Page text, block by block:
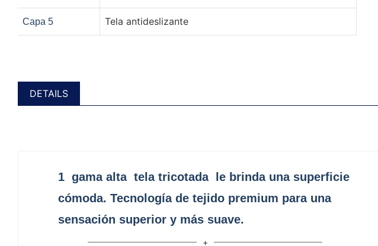
Capa 5 Tela antideslizante
DETAILS
1 gama alta tela tricotada
le brinda una superficie
cómoda. Tecnología de tejido premium para una
sensación superior y más suave.